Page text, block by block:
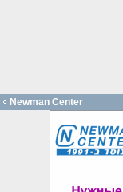
Newman Center